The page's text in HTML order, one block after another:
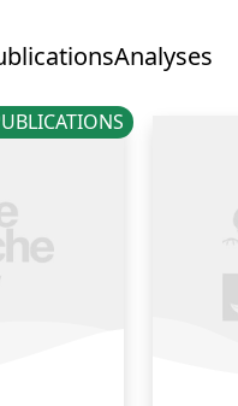
Analyses